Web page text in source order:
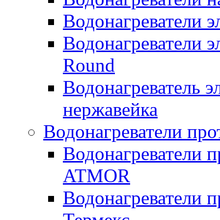
Водонагреватели
Водонагреватели
Round
Водонагреватель
нержавейка
Водонагреватели
Водонагреватели
ATMOR
Водонагреватели